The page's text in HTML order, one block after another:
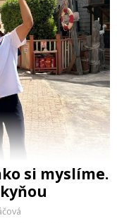
si myslíme.